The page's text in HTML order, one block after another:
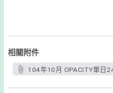
相關附件
104年10月 OPACITY單日